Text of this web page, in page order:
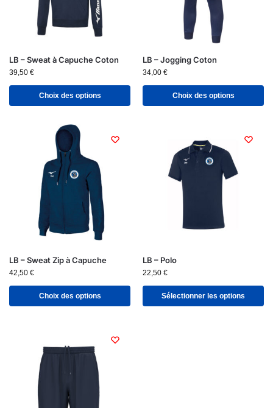
LB – Sweat à Capuche Coton
39,50 €
Choix des options
LB – Jogging Coton
34,00 €
Choix des options
LB – Sweat Zip à Capuche
42,50 €
Choix des options
LB – Polo
22,50 €
Sélectionner les options